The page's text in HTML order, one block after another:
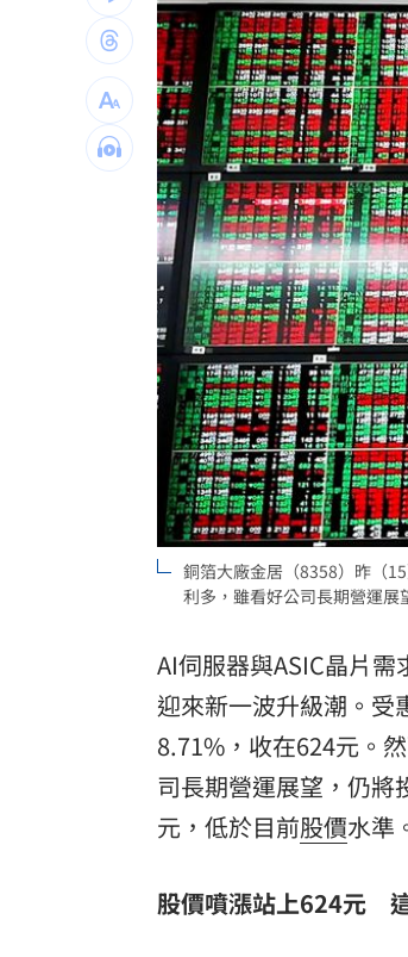
藍白大刪預算 蔡其昌：
台灣彩券開獎直播中 20:31
LIVE三立+24小時直播
三立iNEWS新聞台線上直播
市場到酒場料理！可果美
父
油品食安事件引關注 挑選
罕病博士彭士齊 輪椅上的
酷澎「爸氣父親節」國際
銅箔大廠金居（8358）昨（
利多，雖看好公司長期營運展
AI伺服器與ASIC晶片
迎來新一波升級潮。受
8.71%，收在624元。
司長期營運展望，仍將
元，低於目前股價水準
股價噴漲站上624元